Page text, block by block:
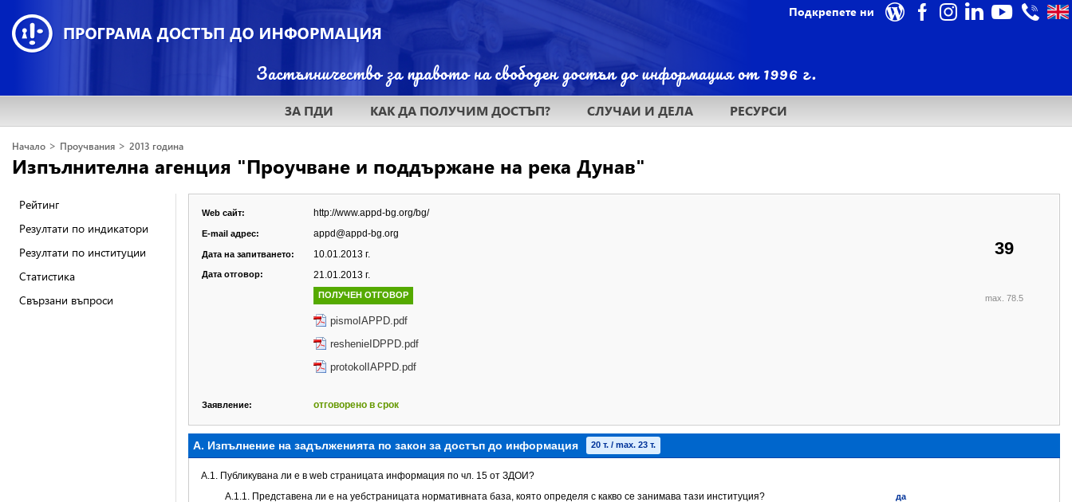
Подкрепете ни
ЗА ПДИ КАК ДА ПОЛУЧИМ ДОСТЪП? СЛУЧАИ И ДЕЛА РЕСУРСИ
Начало > Проучвания > 2013 година
Изпълнителна агенция "Проучване и поддържане на река Дунав"
Рейтинг
Резултати по индикатори
Резултати по институции
Статистика
Свързани въпроси
39
max. 78.5
Web сайт: http://www.appd-bg.org/bg/
E-mail адрес: appd@appd-bg.org
Дата на запитването: 10.01.2013 г.
Дата отговор: 21.01.2013 г.
ПОЛУЧЕН ОТГОВОР
pismoIAPPD.pdf
reshenieIDPPD.pdf
protokolIAPPD.pdf
Заявление: отговорено в срок
А. Изпълнение на задълженията по закон за достъп до информация 20 т. / max. 23 т.
A.1. Публикувана ли е в web страницата информация по чл. 15 от ЗДОИ?
A.1.1. Представена ли е на уебстраницата нормативната база, която определя с какво се занимава тази институция?
да